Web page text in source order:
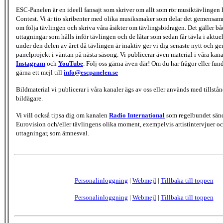
ESC-Panelen är en ideell fansajt som skriver om allt som rör musiktävlingen
Contest. Vi är tio skribenter med olika musiksmaker som delar det
om följa tävlingen och skriva våra åsikter om tävlingsbidragen. Det gäller
uttagningar som hålls inför tävlingen och de låtar som sedan får tävla i
under den delen av året då tävlingen är inaktiv ger vi dig senaste nytt och
panelprojekt i väntan på nästa säsong. Vi publicerar även material i våra
Instagram och YouTube . Följ oss gärna även där! Om du har frågor eller
gärna ett mejl till info@escpanelen.se
Bildmaterial vi publicerar i våra kanaler ägs av oss eller används med
bildägare.
Vi vill också tipsa dig om kanalen Radio International som regelbundet
Eurovision och/eller tävlingens olika moment, exempelvis artistintervjuer
uttagningar, som ämnesval.
Personalinloggning | Webmejl | Tillbaka till toppen
Personalinloggning | Webmejl | Tillbaka till toppen